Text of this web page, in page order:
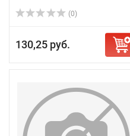
(0)
130,25 руб.